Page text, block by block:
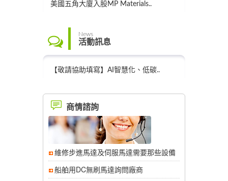
美國五角大廈入股MP Materials..
News
活動訊息
【敬請協助填寫】AI智慧化、低碳..
商情諮詢
維修步進馬達及伺服馬達需要那些設備
船舶用DC無刷馬達詢問廠商